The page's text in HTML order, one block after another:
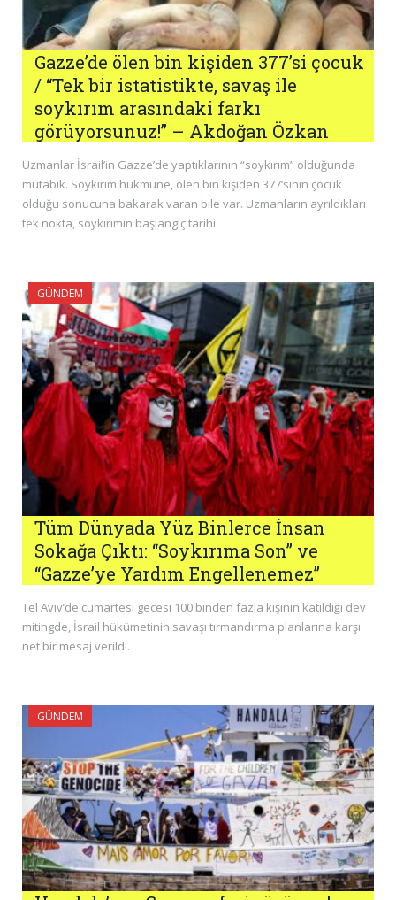
Gazze’de ölen bin kişiden 377’si çocuk
/ “Tek bir istatistikte, savaş ile
soykırım arasındaki farkı
görüyorsunuz!” – Akdoğan Özkan
Uzmanlar İsrail’in Gazze’de yaptıklarının “soykırım” olduğunda
mutabık. Soykırım hükmüne, ölen bin kişiden 377’sinin çocuk
olduğu sonucuna bakarak varan bile var. Uzmanların ayrıldıkları
tek nokta, soykırımın başlangıç tarihi
GÜNDEM
Tüm Dünyada Yüz Binlerce İnsan
Sokağa Çıktı: “Soykırıma Son” ve
“Gazze’ye Yardım Engellenemez”
Tel Aviv’de cumartesi gecesi 100 binden fazla kişinin katıldığı dev
mitingde, İsrail hükümetinin savaşı tırmandırma planlarına karşı
net bir mesaj verildi.
GÜNDEM